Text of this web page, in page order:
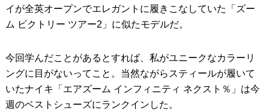
イが全英オープンでエレガントに履きこなしていた「ズー
ム ビクトリー ツアー2」に似たモデルだ。
今回学んだことがあるとすれば、私がユニークなカラーリ
ングに目がないってこと。当然ながらスティールが履いて
いたナイキ「エアズーム インフィニティ ネクスト％」は今
週のベストシューズにランクインした。